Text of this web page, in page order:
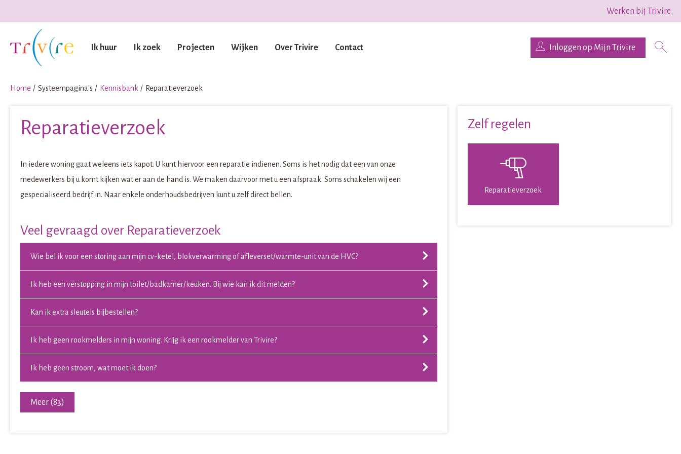
Naar de homepage
Ik huur Ik zoek Projecten Wijken Over Trivire Contact Inloggen op Mijn Trivire
Werken bij Trivire
Home Systeempagina's Kennisbank Reparatieverzoek
Reparatieverzoek
In iedere woning gaat weleens iets kapot. U kunt hiervoor een reparatie indienen. Soms is het nodig dat een van onze
medewerkers bij u komt kijken wat er aan de hand is. We maken daarvoor met u een afspraak. Soms schakelen wij een
gespecialiseerd bedrijf in. Naar enkele onderhoudsbedrijven kunt u zelf direct bellen.
Veel gevraagd over Reparatieverzoek
Wie bel ik voor een storing aan mijn cv-ketel, blokverwarming of afleverset/warmte-unit van de HVC?
Ik heb een verstopping in mijn toilet/badkamer/keuken. Bij wie kan ik dit melden?
Kan ik extra sleutels bijbestellen?
Ik heb geen rookmelders in mijn woning. Krijg ik een rookmelder van Trivire?
Ik heb geen stroom, wat moet ik doen?
Meer (83)
Zelf regelen
Reparatieverzoek